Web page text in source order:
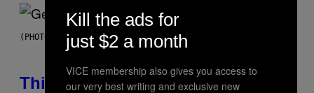
(PHOTO BY TAYLOR HILL/GETTY IMAGES)
This Researcher Accidentally
Kill the ads for
just $2 a month
VICE membership also gives you access to
our very best writing and exclusive new